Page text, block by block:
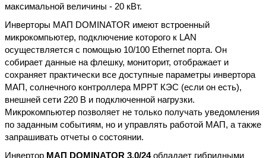
максимальной величины - 20 кВт.
Инверторы МАП DOMINATOR имеют встроенный
микрокомпьютер, подключение которого к LAN
осуществляется с помощью 10/100 Ethernet порта. Он
собирает данные на флешку, мониторит, отображает и
сохраняет практически все доступные параметры инвертора
МАП, солнечного контроллера MPPT КЭС (если он есть),
внешней сети 220 В и подключенной нагрузки.
Микрокомпьютер позволяет не только получать уведомления
по заданным событиям, но и управлять работой МАП, а также
запрашивать отчеты о состоянии.
Инвертор МАП DOMINATOR 3.0/24обладает гибридными